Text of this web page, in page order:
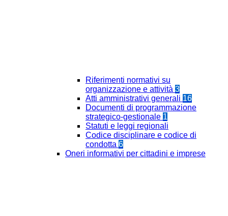
Riferimenti normativi su
organizzazione e attività 3
Atti amministrativi generali 16
Documenti di programmazione
strategico-gestionale 1
Statuti e leggi regionali
Codice disciplinare e codice di
condotta 6
Oneri informativi per cittadini e imprese